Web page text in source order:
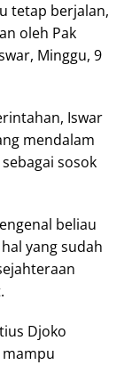
tetap berjalan,
oleh Pak
Minggu, 9
Iswar
mendalam
sosok
beliau
yang sudah
Djoko
mampu